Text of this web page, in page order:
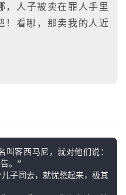
，人子被卖在罪人手里
！看哪，那卖我的人近
客西马尼，就对他们说：
。”
子同去，就忧愁起来，极其